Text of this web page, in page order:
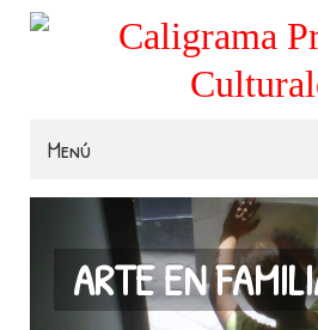
Menú
Familias
Colegios
Museos e Instituciones
ARTE EN